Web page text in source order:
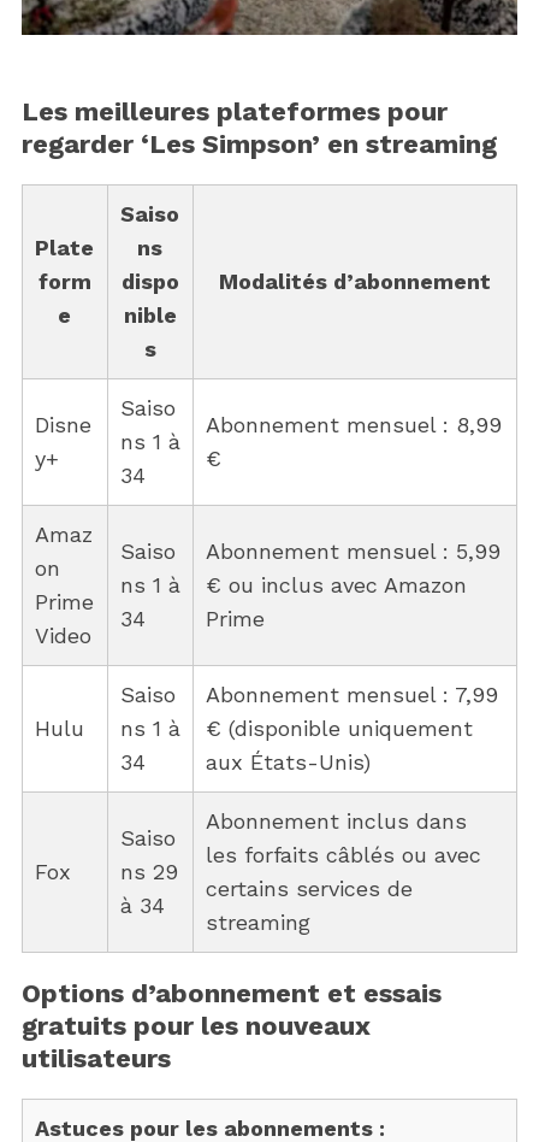
Les meilleures plateformes pour
regarder ‘Les Simpson’ en streaming
Plate
form
e
Saiso
ns
dispo
nible
s
Modalités d’abonnement
Disne
y+
Saiso
ns 1 à
34
Abonnement mensuel : 8,99
€
Amaz
on
Prime
Video
Saiso
ns 1 à
34
Abonnement mensuel : 5,99
€ ou inclus avec Amazon
Prime
Hulu
Saiso
ns 1 à
34
Abonnement mensuel : 7,99
€ (disponible uniquement
aux États-Unis)
Fox
Saiso
ns 29
à 34
Abonnement inclus dans
les forfaits câblés ou avec
certains services de
streaming
Options d’abonnement et essais
gratuits pour les nouveaux
utilisateurs
Astuces pour les abonnements :